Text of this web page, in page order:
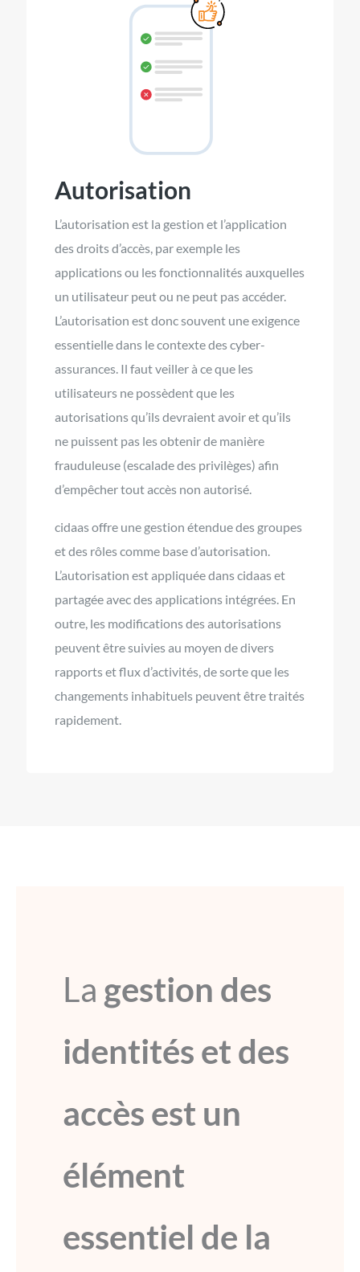
Autorisation
L’autorisation est la gestion et l’application
des droits d’accès, par exemple les
applications ou les fonctionnalités auxquelles
un utilisateur peut ou ne peut pas accéder.
L’autorisation est donc souvent une exigence
essentielle dans le contexte des cyber-
assurances. Il faut veiller à ce que les
utilisateurs ne possèdent que les
autorisations qu’ils devraient avoir et qu’ils
ne puissent pas les obtenir de manière
frauduleuse (escalade des privilèges) afin
d’empêcher tout accès non autorisé.
cidaas offre une gestion étendue des groupes
et des rôles comme base d’autorisation.
L’autorisation est appliquée dans cidaas et
partagée avec des applications intégrées. En
outre, les modifications des autorisations
peuvent être suivies au moyen de divers
rapports et flux d’activités, de sorte que les
changements inhabituels peuvent être traités
rapidement.
La gestion des
identités et des
accès est un
élément
essentiel de la